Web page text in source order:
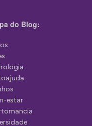
ç
o
d
e
P
o
do Blog:
estar